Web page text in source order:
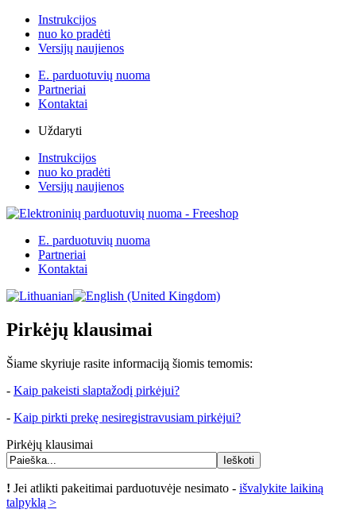
Instrukcijos
nuo ko pradėti
Versijų naujienos
E. parduotuvių nuoma
Partneriai
Kontaktai
Uždaryti
Instrukcijos
nuo ko pradėti
Versijų naujienos
E. parduotuvių nuoma
Partneriai
Kontaktai
Pirkėjų klausimai
Šiame skyriuje rasite informaciją šiomis temomis:
- Kaip pakeisti slaptažodį pirkėjui?
- Kaip pirkti prekę nesiregistravusiam pirkėjui?
Pirkėjų klausimai
! Jei atlikti pakeitimai parduotuvėje nesimato - išvalykite laikiną
talpyklą >